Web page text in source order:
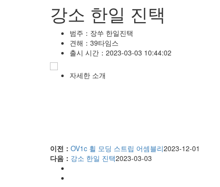
강소 한일 진택
범주： 장쑤 한일진택
견해： 39타임스
출시 시간： 2023-03-03 10:44:02
자세한 소개
이전： OV1c 휠 모딩 스트립 어셈블리2023-12-01
다음： 강소 한일 진택2023-03-03